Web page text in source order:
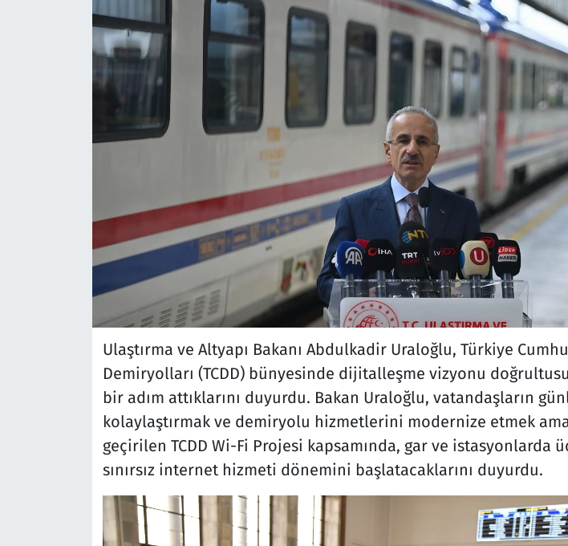
Ulaştırma ve Altyapı Bakanı Abdulkadir Uraloğlu, Türkiye
Demiryolları (TCDD) bünyesinde dijitalleşme vizyonu
bir adım attıklarını duyurdu. Bakan Uraloğlu, vatandaşların
kolaylaştırmak ve demiryolu hizmetlerini modernize etmek
geçirilen TCDD Wi-Fi Projesi kapsamında, gar ve istasyonlarda
sınırsız internet hizmeti dönemini başlatacaklarını duyurdu.